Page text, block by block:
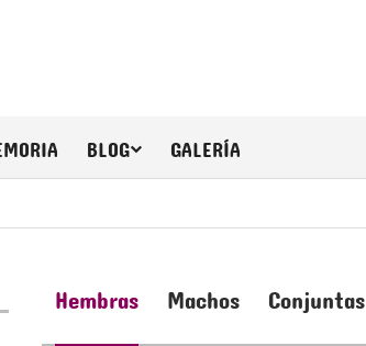
BLOG GALERÍA
Hembras Machos Conjuntas